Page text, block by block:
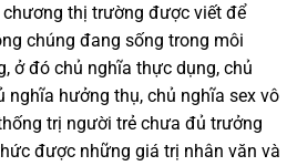
chương thị trường được viết để
chúng đang sống trong môi
ở đó chủ nghĩa thực dụng, chủ
nghĩa hưởng thụ, chủ nghĩa sex vô
trị người trẻ chưa đủ trưởng
được những giá trị nhân văn và